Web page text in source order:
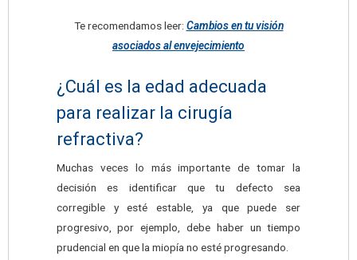
Te recomendamos leer: Cambios en tu visión
asociados al envejecimiento
¿Cuál es la edad adecuada
para realizar la cirugía
refractiva?
Muchas veces lo más importante de tomar la
decisión es identificar que tu defecto sea
corregible y esté estable, ya que puede ser
progresivo, por ejemplo, debe haber un tiempo
prudencial en que la miopía no esté progresando.